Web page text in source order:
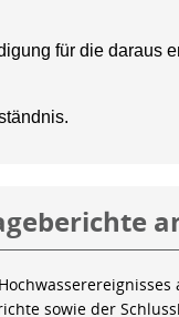
für die daraus
sowie der